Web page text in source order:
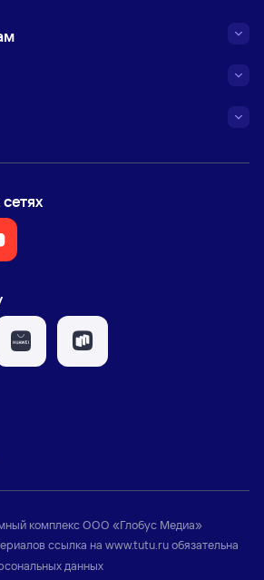
комплексООО «Глобус Медиа»
ссылка на www.tutu.ruобязательна
данных